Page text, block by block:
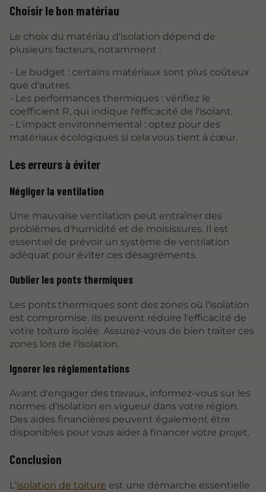
Choisir le bon matériau
Le choix du matériau d'isolation dépend de
plusieurs facteurs, notamment :
- Le budget : certains matériaux sont plus coûteux
que d'autres.
- Les performances thermiques : vérifiez le
coefficient R, qui indique l'efficacité de l'isolant.
- L'impact environnemental : optez pour des
matériaux écologiques si cela vous tient à cœur.
Les erreurs à éviter
Négliger la ventilation
Une mauvaise ventilation peut entraîner des
problèmes d'humidité et de moisissures. Il est
essentiel de prévoir un système de ventilation
adéquat pour éviter ces désagréments.
Oublier les ponts thermiques
Les ponts thermiques sont des zones où l'isolation
est compromise. Ils peuvent réduire l'efficacité de
votre toiture isolée. Assurez-vous de bien traiter ces
zones lors de l'isolation.
Ignorer les réglementations
Avant d'engager des travaux, informez-vous sur les
normes d'isolation en vigueur dans votre région.
Des aides financières peuvent également être
disponibles pour vous aider à financer votre projet.
Conclusion
L'isolation de toiture est une démarche essentielle